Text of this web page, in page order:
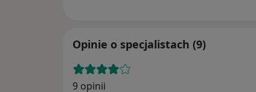
Opinie o specjalistach (9)
9 opinii